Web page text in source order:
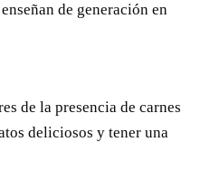
de generación en
de la presencia de carnes
deliciosos y tener una